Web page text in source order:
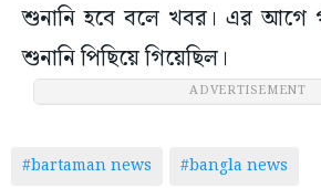
শুনানি হবে বলে খবর। এর আগে
শুনানি পিছিয়ে গিয়েছিল।
ADVERTISEMENT
#bartaman news #bangla news